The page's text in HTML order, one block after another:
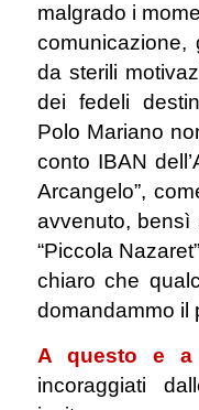
malgrado i
comunicazione,
da sterili
dei fedeli
Polo Mariano
conto IBAN
Arcangelo”,
avvenuto, bensì
“Piccola
chiaro che
domandammo il
A questo e a
incoraggiati